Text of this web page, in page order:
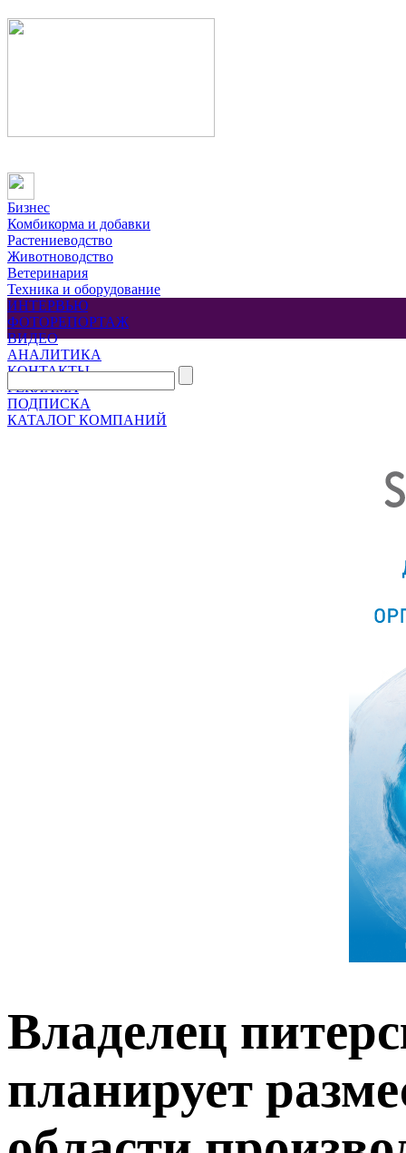
Бизнес
Комбикорма и добавки
Растениеводство
Животноводство
Ветеринария
Техника и оборудование
ИНТЕРВЬЮ
ФОТОРЕПОРТАЖ
ВИДЕО
АНАЛИТИКА
КОНТАКТЫ
РЕКЛАМА
ПОДПИСКА
КАТАЛОГ КОМПАНИЙ
Владелец
планирует